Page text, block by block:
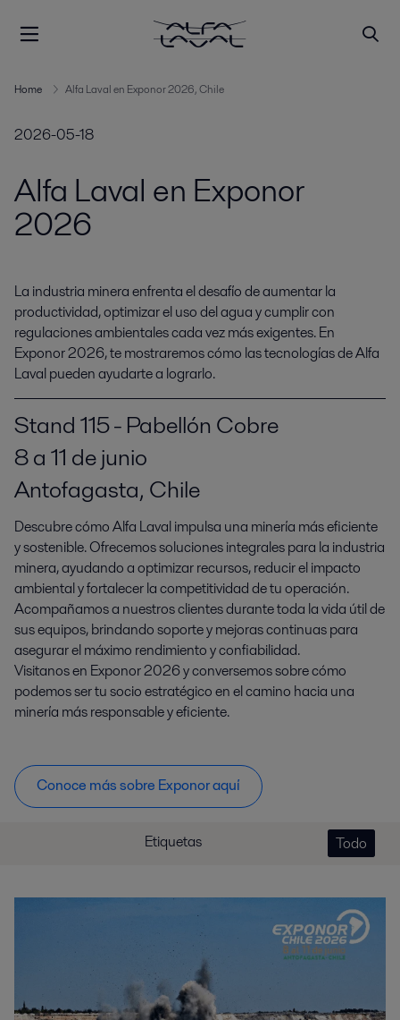
Home Alfa Laval en Exponor 2026, Chile
2026-05-18
Alfa Laval en Exponor
2026
La industria minera enfrenta el desafío de aumentar la
productividad, optimizar el uso del agua y cumplir con
regulaciones ambientales cada vez más exigentes. En
Exponor 2026, te mostraremos cómo las tecnologías de Alfa
Laval pueden ayudarte a lograrlo.
Stand 115 - Pabellón Cobre
8 a 11 de junio
Antofagasta, Chile
Descubre cómo Alfa Laval impulsa una minería más eficiente
y sostenible. Ofrecemos soluciones integrales para la industria
minera, ayudando a optimizar recursos, reducir el impacto
ambiental y fortalecer la competitividad de tu operación.
Acompañamos a nuestros clientes durante toda la vida útil de
sus equipos, brindando soporte y mejoras continuas para
asegurar el máximo rendimiento y confiabilidad.
Visitanos en Exponor 2026 y conversemos sobre cómo
podemos ser tu socio estratégico en el camino hacia una
minería más responsable y eficiente.
Conoce más sobre Exponor aquí
Etiquetas Todo